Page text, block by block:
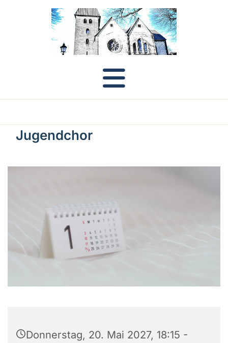
Jugendchor
Donnerstag, 20. Mai 2027, 18:15 -